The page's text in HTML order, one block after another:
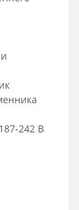
242 В